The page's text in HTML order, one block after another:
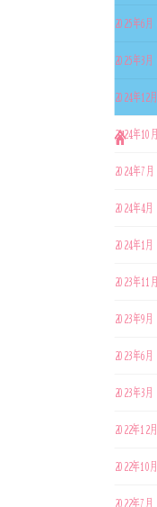
2025年6月
2025年3月
2024年12月
2024年10月
2024年7月
2024年4月
2024年1月
2023年11月
2023年9月
2023年6月
2023年3月
2022年12月
2022年10月
2022年7月